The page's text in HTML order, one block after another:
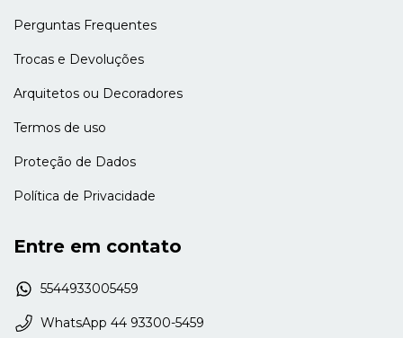
Perguntas Frequentes
Trocas e Devoluções
Arquitetos ou Decoradores
Termos de uso
Proteção de Dados
Política de Privacidade
Entre em contato
5544933005459
WhatsApp 44 93300-5459